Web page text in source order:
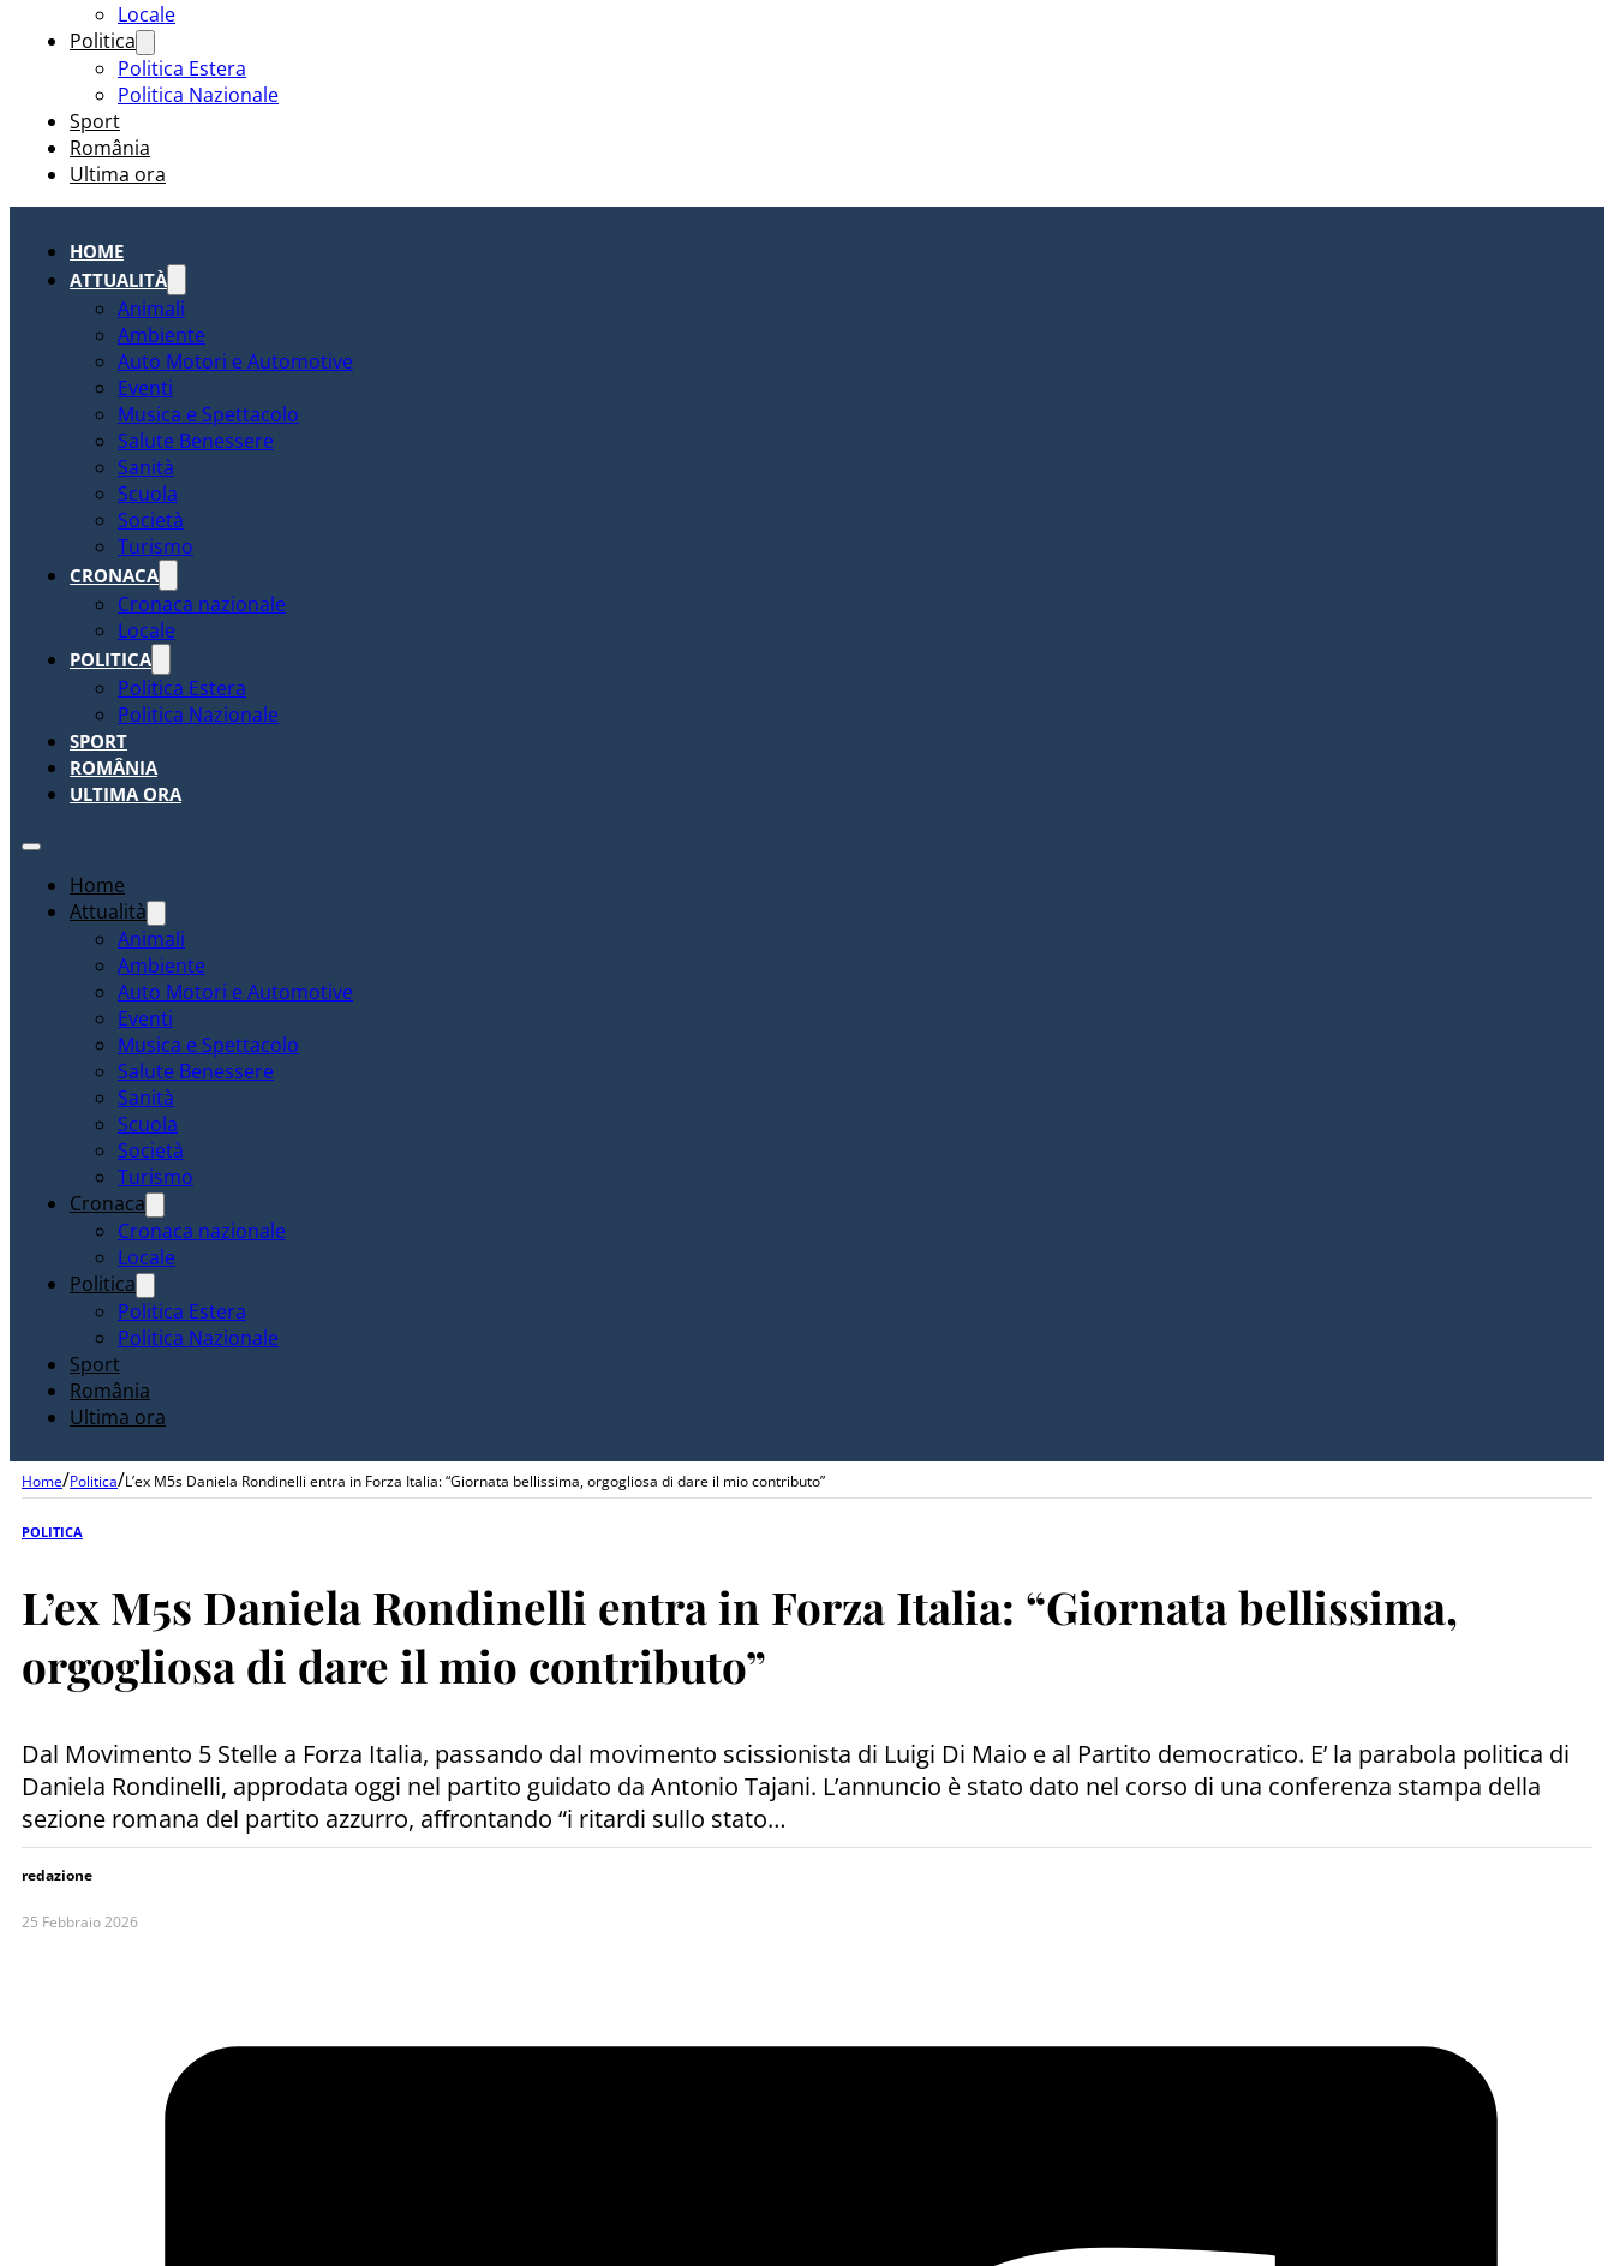
Locale
Politica
Politica Estera
Politica Nazionale
Sport
România
Ultima ora
HOME
ATTUALITÀ
Animali
Ambiente
Auto Motori e Automotive
Eventi
Musica e Spettacolo
Salute Benessere
Sanità
Scuola
Società
Turismo
CRONACA
Cronaca nazionale
Locale
POLITICA
Politica Estera
Politica Nazionale
SPORT
ROMÂNIA
ULTIMA ORA
Home
Attualità
Animali
Ambiente
Auto Motori e Automotive
Eventi
Musica e Spettacolo
Salute Benessere
Sanità
Scuola
Società
Turismo
Cronaca
Cronaca nazionale
Locale
Politica
Politica Estera
Politica Nazionale
Sport
România
Ultima ora
Home/Politica/L’ex M5s Daniela Rondinelli entra in Forza Italia: “Giornata bellissima, orgogliosa di dare il mio contributo”
POLITICA
L’ex M5s Daniela Rondinelli entra in Forza Italia: “Giornata bellissima,
orgogliosa di dare il mio contributo”
Dal Movimento 5 Stelle a Forza Italia, passando dal movimento scissionista di Luigi Di Maio e al Partito democratico. E’ la parabola politica di
Daniela Rondinelli, approdata oggi nel partito guidato da Antonio Tajani. L’annuncio è stato dato nel corso di una conferenza stampa della
sezione romana del partito azzurro, affrontando “i ritardi sullo stato…
redazione
25 Febbraio 2026